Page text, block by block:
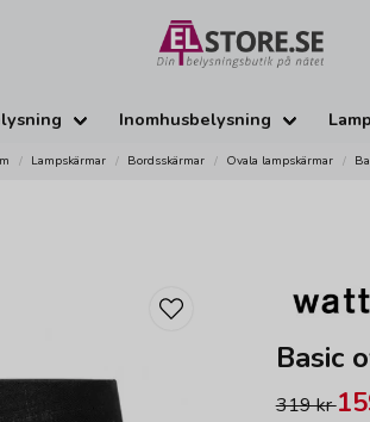
Inomhusbelysning
Lampskärmar Bordsskärmar Ovala lampskärmar
Basic
319 kr